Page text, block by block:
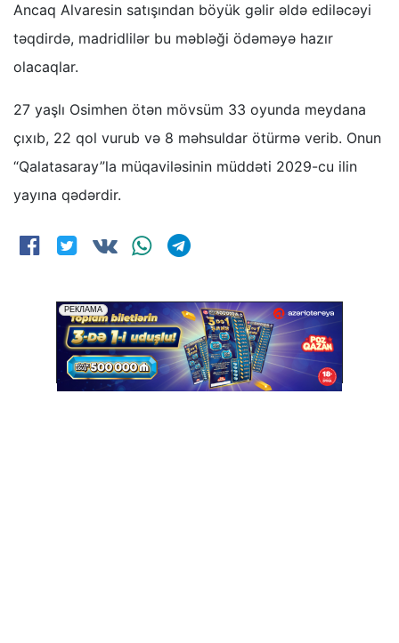
Ancaq Alvaresin satışından böyük gəlir əldə ediləcəyi
təqdirdə, madridlilər bu məbləği ödəməyə hazır
olacaqlar.
27 yaşlı Osimhen ötən mövsüm 33 oyunda meydana
çıxıb, 22 qol vurub və 8 məhsuldar ötürmə verib. Onun
“Qalatasaray”la müqaviləsinin müddəti 2029-cu ilin
yayına qədərdir.